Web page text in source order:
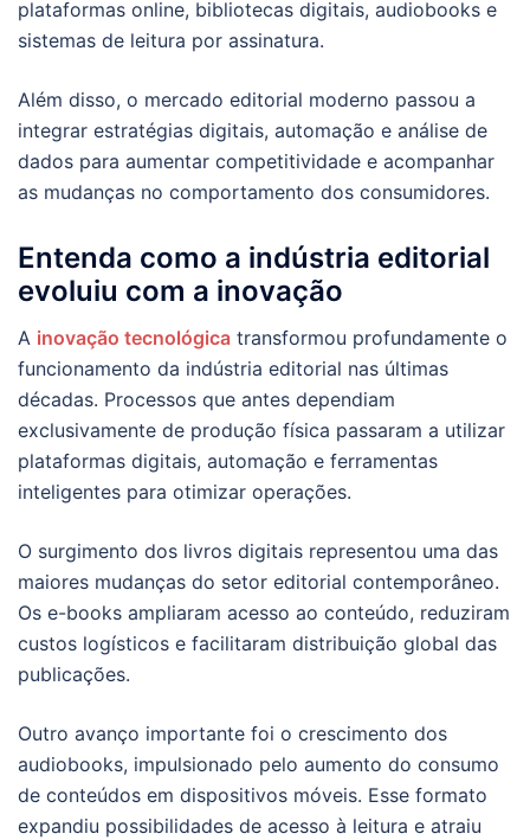
plataformas online, bibliotecas digitais, audiobooks e
sistemas de leitura por assinatura.
Além disso, o mercado editorial moderno passou a
integrar estratégias digitais, automação e análise de
dados para aumentar competitividade e acompanhar
as mudanças no comportamento dos consumidores.
Entenda como a indústria editorial
evoluiu com a inovação
A inovação tecnológica transformou profundamente o
funcionamento da indústria editorial nas últimas
décadas. Processos que antes dependiam
exclusivamente de produção física passaram a utilizar
plataformas digitais, automação e ferramentas
inteligentes para otimizar operações.
O surgimento dos livros digitais representou uma das
maiores mudanças do setor editorial contemporâneo.
Os e-books ampliaram acesso ao conteúdo, reduziram
custos logísticos e facilitaram distribuição global das
publicações.
Outro avanço importante foi o crescimento dos
audiobooks, impulsionado pelo aumento do consumo
de conteúdos em dispositivos móveis. Esse formato
expandiu possibilidades de acesso à leitura e atraiu